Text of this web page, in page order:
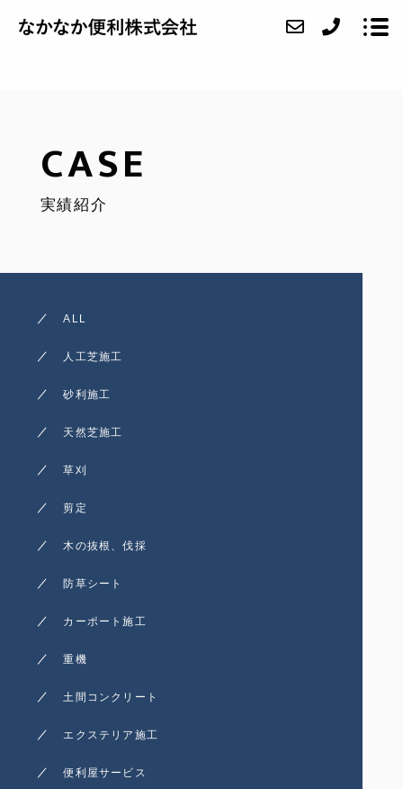
CASE
実績紹介
ALL
人工芝施工
砂利施工
天然芝施工
草刈
剪定
木の抜根、伐採
防草シート
カーポート施工
重機
土間コンクリート
エクステリア施工
便利屋サービス